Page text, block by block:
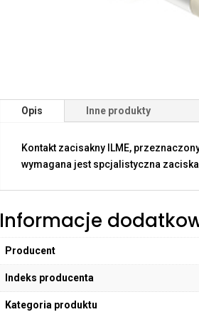
Opis Inne produkty
Kontakt zacisakny ILME,
wymagana jest spcjalistyczna
Informacje
Producent
Indeks producenta
Kategoria produktu